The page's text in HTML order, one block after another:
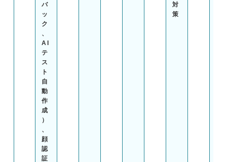
バ
ッ
ク
、
AI
テ
ス
ト
自
動
作
成
）
、
顔
認
証
対
策